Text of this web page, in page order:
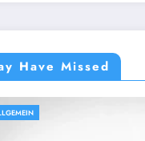
Have Missed